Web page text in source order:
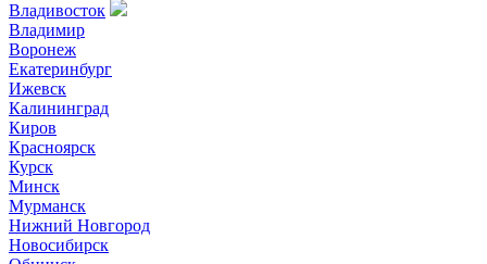
Владивосток
Владимир
Воронеж
Екатеринбург
Ижевск
Калининград
Киров
Красноярск
Курск
Минск
Мурманск
Нижний Новгород
Новосибирск